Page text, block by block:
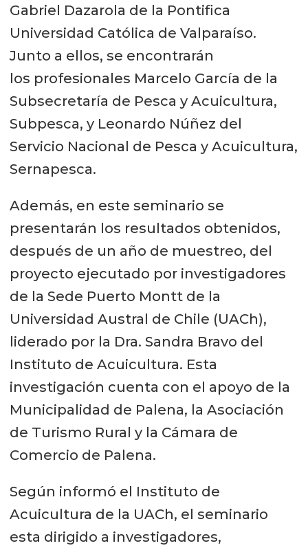
Gabriel Dazarola de la Pontifica
Universidad Católica de Valparaíso.
Junto a ellos, se encontrarán
los profesionales Marcelo García de la
Subsecretaría de Pesca y Acuicultura,
Subpesca, y Leonardo Núñez del
Servicio Nacional de Pesca y Acuicultura,
Sernapesca.
Además, en este seminario se
presentarán los resultados obtenidos,
después de un año de muestreo, del
proyecto ejecutado por investigadores
de la Sede Puerto Montt de la
Universidad Austral de Chile (UACh),
liderado por la Dra. Sandra Bravo del
Instituto de Acuicultura. Esta
investigación cuenta con el apoyo de la
Municipalidad de Palena, la Asociación
de Turismo Rural y la Cámara de
Comercio de Palena.
Según informó el Instituto de
Acuicultura de la UACh, el seminario
esta dirigido a investigadores,